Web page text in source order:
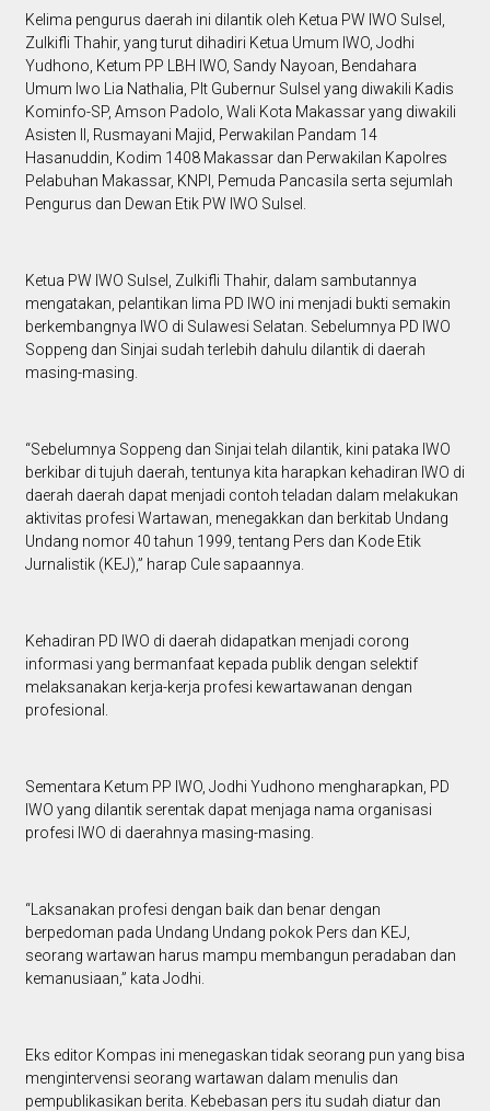
Kelima pengurus daerah ini dilantik oleh Ketua PW IWO Sulsel,
Zulkifli Thahir, yang turut dihadiri Ketua Umum IWO, Jodhi
Yudhono, Ketum PP LBH IWO, Sandy Nayoan, Bendahara
Umum Iwo Lia Nathalia, Plt Gubernur Sulsel yang diwakili Kadis
Kominfo-SP, Amson Padolo, Wali Kota Makassar yang diwakili
Asisten II, Rusmayani Majid, Perwakilan Pandam 14
Hasanuddin, Kodim 1408 Makassar dan Perwakilan Kapolres
Pelabuhan Makassar, KNPI, Pemuda Pancasila serta sejumlah
Pengurus dan Dewan Etik PW IWO Sulsel.
Ketua PW IWO Sulsel, Zulkifli Thahir, dalam sambutannya
mengatakan, pelantikan lima PD IWO ini menjadi bukti semakin
berkembangnya IWO di Sulawesi Selatan. Sebelumnya PD IWO
Soppeng dan Sinjai sudah terlebih dahulu dilantik di daerah
masing-masing.
“Sebelumnya Soppeng dan Sinjai telah dilantik, kini pataka IWO
berkibar di tujuh daerah, tentunya kita harapkan kehadiran IWO di
daerah daerah dapat menjadi contoh teladan dalam melakukan
aktivitas profesi Wartawan, menegakkan dan berkitab Undang
Undang nomor 40 tahun 1999, tentang Pers dan Kode Etik
Jurnalistik (KEJ),” harap Cule sapaannya.
Kehadiran PD IWO di daerah didapatkan menjadi corong
informasi yang bermanfaat kepada publik dengan selektif
melaksanakan kerja-kerja profesi kewartawanan dengan
profesional.
Sementara Ketum PP IWO, Jodhi Yudhono mengharapkan, PD
IWO yang dilantik serentak dapat menjaga nama organisasi
profesi IWO di daerahnya masing-masing.
“Laksanakan profesi dengan baik dan benar dengan
berpedoman pada Undang Undang pokok Pers dan KEJ,
seorang wartawan harus mampu membangun peradaban dan
kemanusiaan,” kata Jodhi.
Eks editor Kompas ini menegaskan tidak seorang pun yang bisa
mengintervensi seorang wartawan dalam menulis dan
pempublikasikan berita. Kebebasan pers itu sudah diatur dan